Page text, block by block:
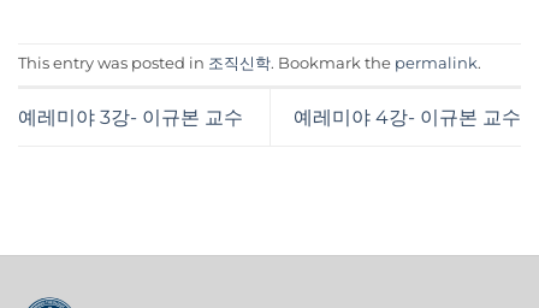
This entry was posted in 조직신학. Bookmark the permalink.
예레미야 3강- 이규본 교수 예레미야 4강- 이규본 교수